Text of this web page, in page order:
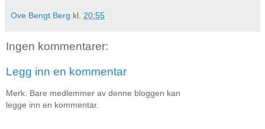
Ove Bengt Berg kl. 20:55
Ingen kommentarer:
Legg inn en kommentar
Merk: Bare medlemmer av denne bloggen kan
legge inn en kommentar.